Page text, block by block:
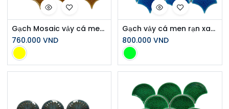
Gạch Mosaic vảy cá men rạn màu vàng SH_XFB90070
760.000 VND
Gạch vảy cá men rạn xanh dương đậm MHF66
800.000 VND